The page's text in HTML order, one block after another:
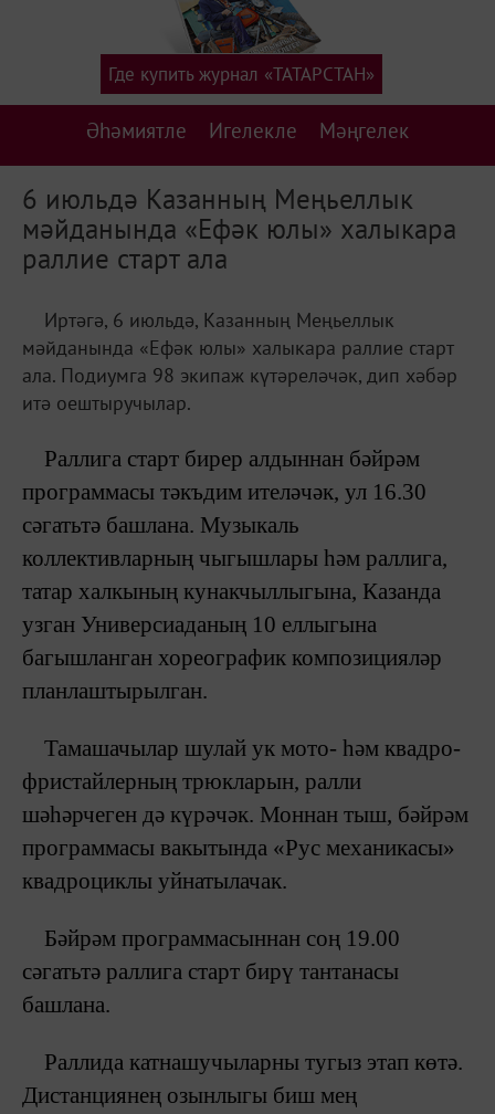
Әһәмиятле Игелекле Мәңгелек
Где купить журнал «ТАТАРСТАН»
6 июльдә Казанның Меңьеллык
мәйданында «Ефәк юлы» халыкара
раллие старт ала
Иртәгә, 6 июльдә, Казанның Меңьеллык
мәйданында «Ефәк юлы» халыкара раллие старт
ала. Подиумга 98 экипаж күтәреләчәк, дип хәбәр
итә оештыручылар.
Раллига старт бирер алдыннан бәйрәм
программасы тәкъдим ителәчәк, ул 16.30
сәгатьтә башлана. Музыкаль
коллективларның чыгышлары һәм раллига,
татар халкының кунакчыллыгына, Казанда
узган Универсиаданың 10 еллыгына
багышланган хореографик композицияләр
планлаштырылган.
Тамашачылар шулай ук мото- һәм квадро-
фристайлерның трюкларын, ралли
шәһәрчеген дә күрәчәк. Моннан тыш, бәйрәм
программасы вакытында «Рус механикасы»
квадроциклы уйнатылачак.
Бәйрәм программасыннан соң 19.00
сәгатьтә раллига старт бирү тантанасы
башлана.
Раллида катнашучыларны тугыз этап көтә.
Дистанциянең озынлыгы биш мең